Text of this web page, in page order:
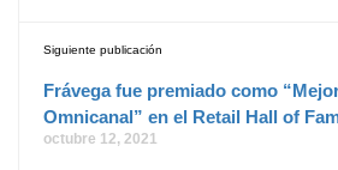
Siguiente publicación
Frávega fue premiado como
Omnicanal” en el Retail Hall of
octubre 12, 2021